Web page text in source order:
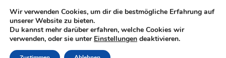
Wir verwenden Cookies, um dir die bestmögliche Erfahrung auf
unserer Website zu bieten.
Du kannst mehr darüber erfahren, welche Cookies wir
verwenden, oder sie unter Einstellungen deaktivieren.